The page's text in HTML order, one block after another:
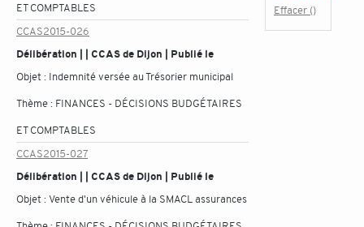
ET COMPTABLES
CCAS2015-026
Délibération | | CCAS de Dijon | Publié le
Objet : Indemnité versée au Trésorier municipal
Thème : FINANCES - DÉCISIONS BUDGÉTAIRES
ET COMPTABLES
CCAS2015-027
Délibération | | CCAS de Dijon | Publié le
Objet :Vente d'un véhicule à la SMACL assurances
Effacer ()